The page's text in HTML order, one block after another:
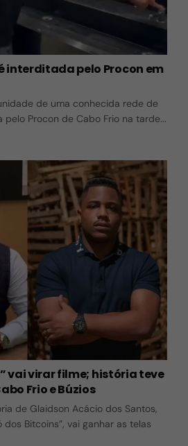
interditada pelo Procon em
de uma conhecida rede de
Procon de Cabo Frio na tarde...
vai virar filme; história teve
Frio e Búzios
de Glaidson Acácio dos Santos,
Bitcoins”, vai ganhar as telas